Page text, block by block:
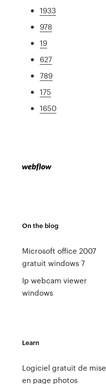
1933
978
19
627
789
175
1650
On the blog
Microsoft office 2007
gratuit windows 7
Ip webcam viewer
windows
Learn
Logiciel gratuit de mise
en page photos